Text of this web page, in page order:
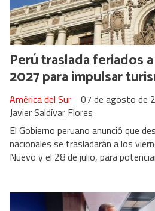
Perú traslada feriados
2027 para impulsar
Javier Saldívar Flores
América del Sur 07 de agosto de
El Gobierno peruano anunció que
nacionales se trasladarán a los
Nuevo y el 28 de julio, para